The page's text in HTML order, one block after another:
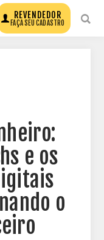
REVENDEDOR
FAÇA SEU CADASTRO
DO BLOG
e os
o